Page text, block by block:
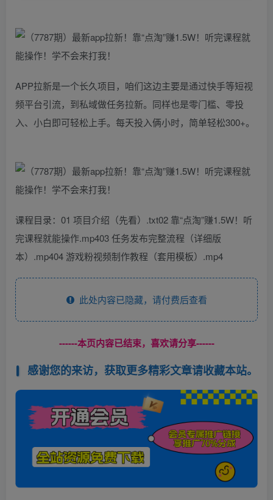
APP拉新是一个长久项目，咱们这边主要是通过快手等短视
频平台引流，到私域做任务拉新。同样也是零门槛、零投
入、小白即可轻松上手。每天投入俩小时，简单轻松300+。
课程目录：01 项目介绍（先看）.txt02 靠“点淘”赚1.5W！听
完课程就能操作.mp403 任务发布完整流程（详细版
本）.mp404 游戏粉视频制作教程（套用模板）.mp4
此处内容已隐藏，请付费后查看
------本页内容已结束，喜欢请分享------
感谢您的来访，获取更多精彩文章请收藏本站。